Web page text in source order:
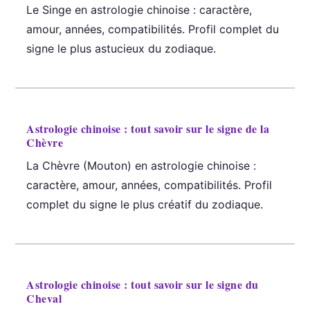
Le Singe en astrologie chinoise : caractère,
amour, années, compatibilités. Profil complet du
signe le plus astucieux du zodiaque.
Astrologie chinoise : tout savoir sur le signe de la
Chèvre
La Chèvre (Mouton) en astrologie chinoise :
caractère, amour, années, compatibilités. Profil
complet du signe le plus créatif du zodiaque.
Astrologie chinoise : tout savoir sur le signe du
Cheval